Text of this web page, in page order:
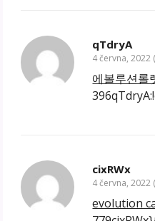
qTdryA
4 června, 2022
에볼루션롤
cixRWx
4 června, 2022
evolution